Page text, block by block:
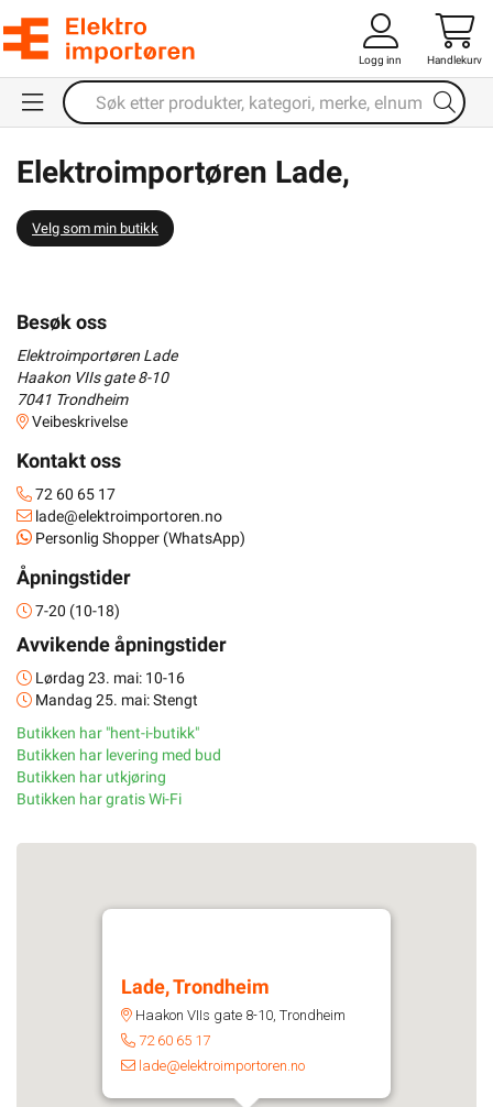
Logg inn Handlekurv
Elektroimportøren Lade,
Trondheim
Velg som min butikk
Besøk oss
Elektroimportøren Lade
Haakon VIIs gate 8-10
7041 Trondheim
Veibeskrivelse
Kontakt oss
72 60 65 17
lade@elektroimportoren.no
Personlig Shopper (WhatsApp)
Åpningstider
7-20 (10-18)
Avvikende åpningstider
Lørdag 23. mai: 10-16
Mandag 25. mai: Stengt
Butikken har "hent-i-butikk"
Butikken har levering med bud
Butikken har utkjøring
Butikken har gratis Wi-Fi
Lade, Trondheim
Haakon VIIs gate 8-10, Trondheim
72 60 65 17
lade@elektroimportoren.no